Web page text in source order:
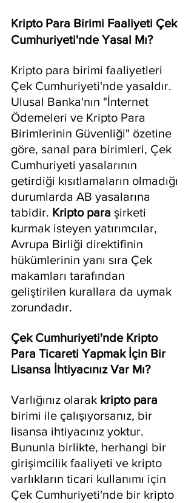
Kripto Para Birimi Faaliyeti Çek
Cumhuriyeti'nde Yasal Mı?
Kripto para birimi faaliyetleri
Çek Cumhuriyeti'nde yasaldır.
Ulusal Banka'nın "İnternet
Ödemeleri ve Kripto Para
Birimlerinin Güvenliği" özetine
göre, sanal para birimleri, Çek
Cumhuriyeti yasalarının
getirdiği kısıtlamaların olmadığı
durumlarda AB yasalarına
tabidir. Kripto para şirketi
kurmak isteyen yatırımcılar,
Avrupa Birliği direktifinin
hükümlerinin yanı sıra Çek
makamları tarafından
geliştirilen kurallara da uymak
zorundadır.
Çek Cumhuriyeti'nde Kripto
Para Ticareti Yapmak İçin Bir
Lisansa İhtiyacınız Var Mı?
Varlığınız olarak kripto para
birimi ile çalışıyorsanız, bir
lisansa ihtiyacınız yoktur.
Bununla birlikte, herhangi bir
girişimcilik faaliyeti ve kripto
varlıkların ticari kullanımı için
Çek Cumhuriyeti'nde bir kripto